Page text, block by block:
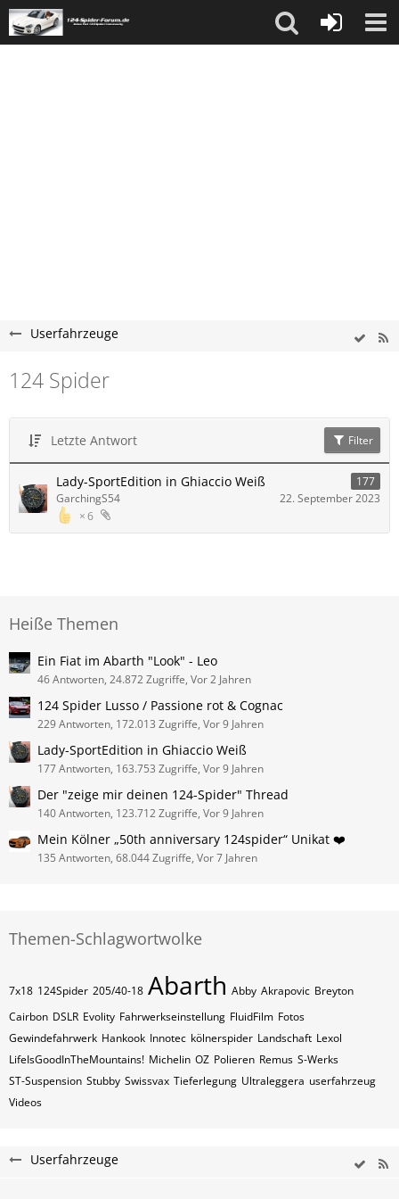
Userfahrzeuge
124 Spider
Letzte Antwort Filter
Lady-SportEdition in Ghiaccio Weiß 177
6
GarchingS54 22. September 2023
Heiße Themen
Ein Fiat im Abarth "Look" - Leo
46 Antworten, 24.872 Zugriffe, Vor 2 Jahren
124 Spider Lusso / Passione rot & Cognac
229 Antworten, 172.013 Zugriffe, Vor 9 Jahren
Lady-SportEdition in Ghiaccio Weiß
177 Antworten, 163.753 Zugriffe, Vor 9 Jahren
Der "zeige mir deinen 124-Spider" Thread
140 Antworten, 123.712 Zugriffe, Vor 9 Jahren
Mein Kölner „50th anniversary 124spider“ Unikat ❤️
135 Antworten, 68.044 Zugriffe, Vor 7 Jahren
Themen-Schlagwortwolke
7x18 124Spider 205/40-18 Abarth Abby Akrapovic Breyton
Cairbon DSLR Evolity Fahrwerkseinstellung FluidFilm Fotos
Gewindefahrwerk Hankook Innotec kölnerspider Landschaft Lexol
LifeIsGoodInTheMountains! Michelin OZ Polieren Remus S-Werks
ST-Suspension Stubby Swissvax Tieferlegung Ultraleggera userfahrzeug
Videos
Userfahrzeuge